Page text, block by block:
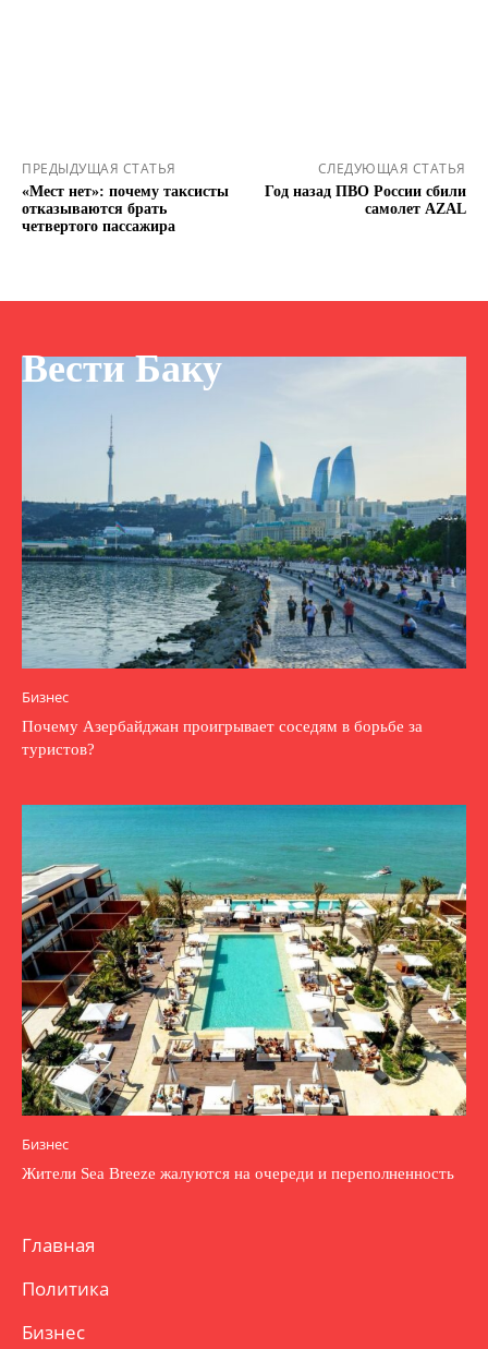
ПРЕДЫДУЩАЯ СТАТЬЯ
«Мест нет»: почему таксисты
отказываются брать
четвертого пассажира
СЛЕДУЮЩАЯ СТАТЬЯ
Год назад ПВО России сбили
самолет AZAL
Вести Баку
Бизнес
Почему Азербайджан проигрывает соседям в борьбе за
туристов?
Бизнес
Жители Sea Breeze жалуются на очереди и переполненность
Главная
Политика
Бизнес